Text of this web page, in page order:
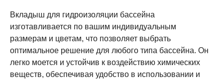
Вкладыш для гидроизоляции бассейна
изготавливается по вашим индивидуальным
размерам и цветам, что позволяет выбрать
оптимальное решение для любого типа бассейна. Он
легко моется и устойчив к воздействию химических
веществ, обеспечивая удобство в использовании и